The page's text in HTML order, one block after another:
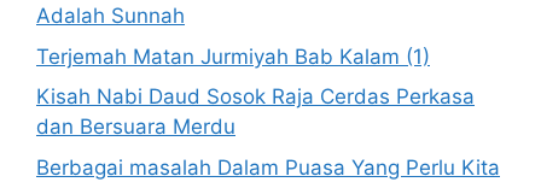
Adalah Sunnah
Terjemah Matan Jurmiyah Bab Kalam (1)
Kisah Nabi Daud Sosok Raja Cerdas Perkasa
dan Bersuara Merdu
Berbagai masalah Dalam Puasa Yang Perlu Kita